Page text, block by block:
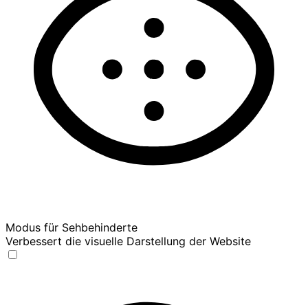
Modus für Sehbehinderte
Verbessert die visuelle Darstellung der Website